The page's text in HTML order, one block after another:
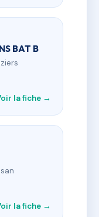
BAT B
la fiche →
la fiche →